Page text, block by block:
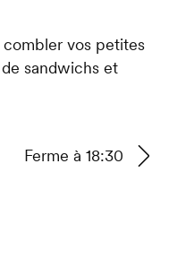
vos petites
sandwichs et
Ferme à 18:30